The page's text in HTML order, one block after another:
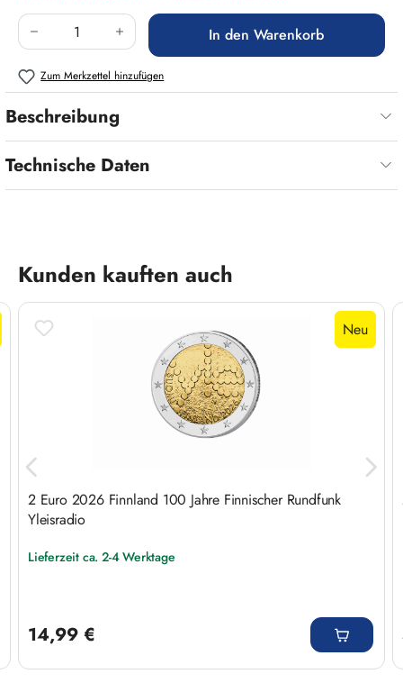
Produkt Anzahl: Gib den gewünschten Wert
In den Warenkorb
Zum Merkzettel hinzufügen
Beschreibung
Technische Daten
Produktgalerie überspringen
Kunden kauften auch
Neu
2 Euro 2026 Finnland 100 Jahre Finnischer Rundfunk
Yleisradio
Lieferzeit ca. 2-4 Werktage
14,99 €